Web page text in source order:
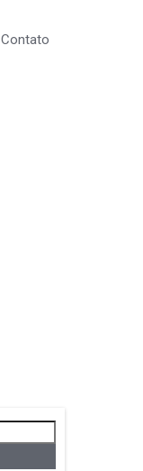
Contato